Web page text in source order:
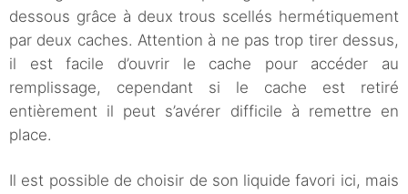
dessous grâce à deux trous scellés hermétiquement
par deux caches. Attention à ne pas trop tirer dessus,
il est facile d’ouvrir le cache pour accéder au
remplissage, cependant si le cache est retiré
entièrement il peut s’avérer difficile à remettre en
place.
Il est possible de choisir de son liquide favori ici, mais